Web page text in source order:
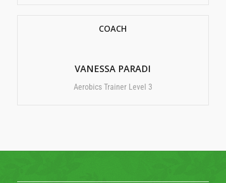
COACH
VANESSA PARADI
Aerobics Trainer Level 3